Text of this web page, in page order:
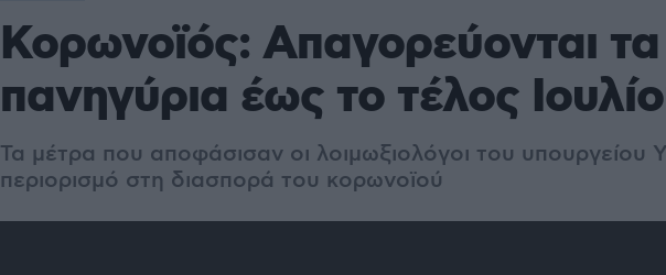
Κορωνοϊός: Απαγορεύονται τα
πανηγύρια έως το τέλος
Τα μέτρα που αποφάσισαν οι λοιμωξιολόγοι του υπουργείου
περιορισμό στη διασπορά του κορωνοϊού